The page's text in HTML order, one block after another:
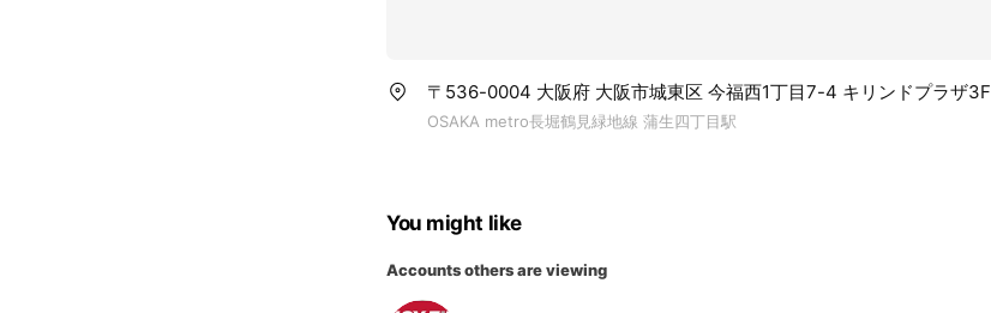
〒536-0004 大阪府 大阪市城東区 今福西1丁目7-4 キリンドプラザ3F
OSAKA metro長堀鶴見緑地線 蒲生四丁目駅
You might like
Accounts others are viewing